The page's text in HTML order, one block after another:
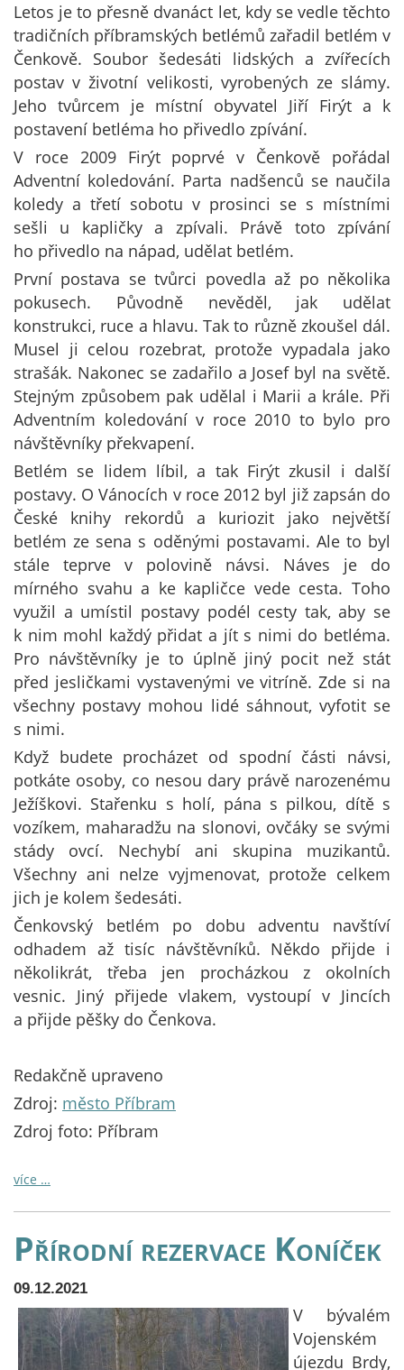
Letos je to přesně dvanáct let, kdy se vedle těchto
tradičních příbramských betlémů zařadil betlém v
Čenkově. Soubor šedesáti lidských a zvířecích
postav v životní velikosti, vyrobených ze slámy.
Jeho tvůrcem je místní obyvatel Jiří Firýt a k
postavení betléma ho přivedlo zpívání.
V roce 2009 Firýt poprvé v Čenkově pořádal
Adventní koledování. Parta nadšenců se naučila
koledy a třetí sobotu v prosinci se s místními
sešli u kapličky a zpívali. Právě toto zpívání
ho přivedlo na nápad, udělat betlém.
První postava se tvůrci povedla až po několika
pokusech. Původně nevěděl, jak udělat
konstrukci, ruce a hlavu. Tak to různě zkoušel dál.
Musel ji celou rozebrat, protože vypadala jako
strašák. Nakonec se zadařilo a Josef byl na světě.
Stejným způsobem pak udělal i Marii a krále. Při
Adventním koledování v roce 2010 to bylo pro
návštěvníky překvapení.
Betlém se lidem líbil, a tak Firýt zkusil i další
postavy. O Vánocích v roce 2012 byl již zapsán do
České knihy rekordů a kuriozit jako největší
betlém ze sena s oděnými postavami. Ale to byl
stále teprve v polovině návsi. Náves je do
mírného svahu a ke kapličce vede cesta. Toho
využil a umístil postavy podél cesty tak, aby se
k nim mohl každý přidat a jít s nimi do betléma.
Pro návštěvníky je to úplně jiný pocit než stát
před jesličkami vystavenými ve vitríně. Zde si na
všechny postavy mohou lidé sáhnout, vyfotit se
s nimi.
Když budete procházet od spodní části návsi,
potkáte osoby, co nesou dary právě narozenému
Ježíškovi. Stařenku s holí, pána s pilkou, dítě s
vozíkem, maharadžu na slonovi, ovčáky se svými
stády ovcí. Nechybí ani skupina muzikantů.
Všechny ani nelze vyjmenovat, protože celkem
jich je kolem šedesáti.
Čenkovský betlém po dobu adventu navštíví
odhadem až tisíc návštěvníků. Někdo přijde i
několikrát, třeba jen procházkou z okolních
vesnic. Jiný přijede vlakem, vystoupí v Jincích
a přijde pěšky do Čenkova.
Redakčně upraveno
Zdroj: město Příbram
Zdroj foto: Příbram
více …
Přírodní rezervace Koníček
09.12.2021
V bývalém
Vojenském
újezdu Brdy,